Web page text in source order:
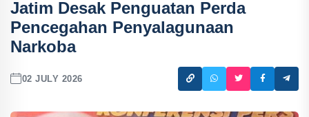
Jatim Desak Penguatan Perda
Pencegahan Penyalagunaan
Narkoba
02 JULY 2026